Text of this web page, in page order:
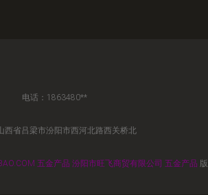
电话：1863480**
西省吕梁市汾阳市西河北路西关桥北
五金产品 汾阳市旺飞商贸有限公司 五金产品